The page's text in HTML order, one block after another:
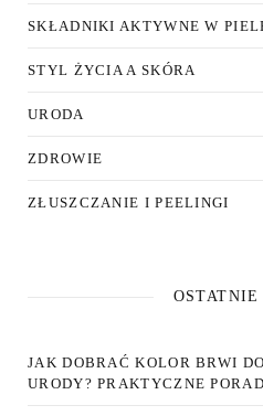
SKŁADNIKI AKTYWNE W
STYL ŻYCIA A SKÓRA
URODA
ZDROWIE
ZŁUSZCZANIE I PEELINGI
JAK DOBRAĆ KOLOR BRWI
URODY? PRAKTYCZNE